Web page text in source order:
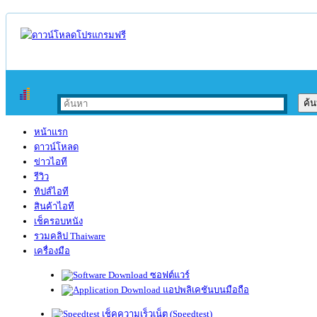
หน้าแรก
ดาวน์โหลด
ข่าวไอที
รีวิว
ทิปส์ไอที
สินค้าไอที
เช็ครอบหนัง
รวมคลิป Thaiware
เครื่องมือ
ซอฟต์แวร์
แอปพลิเคชันบนมือถือ
เช็คความเร็วเน็ต (Speedtest)